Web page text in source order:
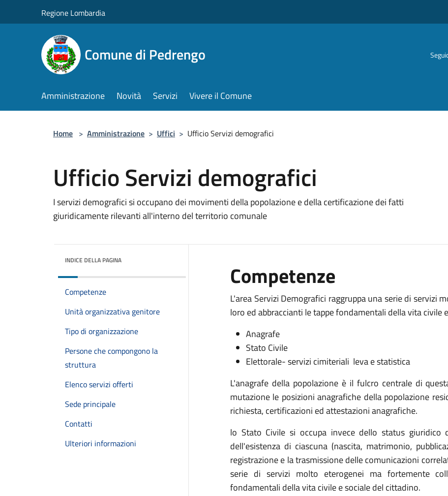
Regione Lombardia
Comune di Pedrengo
Amministrazione Novità Servizi Vivere il Comune
Home > Amministrazione > Uffici > Ufficio Servizi demografici
Ufficio Servizi demografici
I servizi demografici si occupano dei movimenti della popolazione e della certificazione dei fatti
giuridicamente rilevanti all'interno del territorio comunale
INDICE DELLA PAGINA
Competenze
Unità organizzativa genitore
Tipo di organizzazione
Persone che compongono la
struttura
Elenco servizi offerti
Sede principale
Contatti
Ulteriori informazioni
Competenze
L'area Servizi Demografici raggruppa una serie di servizi
loro ed abbraccianti le tappe fondamentali della vita civile
Anagrafe
Stato Civile
Elettorale- servizi cimiteriali leva e statistica
L'anagrafe della popolazione è il fulcro centrale di
mutazione le posizioni anagrafiche della popolazione
richiesta, certificazioni ed attestazioni anagrafiche.
lo Stato Civile si occupa invece dello status giuridico
dell'esistenza di ciascuna (nascita, matrimonio,
registrazione e la trasmissione delle comunicazioni
serie di servizi molto eterogenei ma fortemente
fondamentali della vita civile e sociale del cittadino.